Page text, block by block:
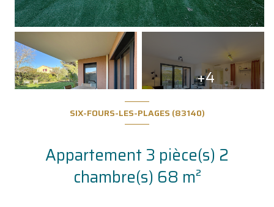
+4
SIX-FOURS-LES-PLAGES (83140)
Appartement 3 pièce(s) 2
chambre(s) 68 m²